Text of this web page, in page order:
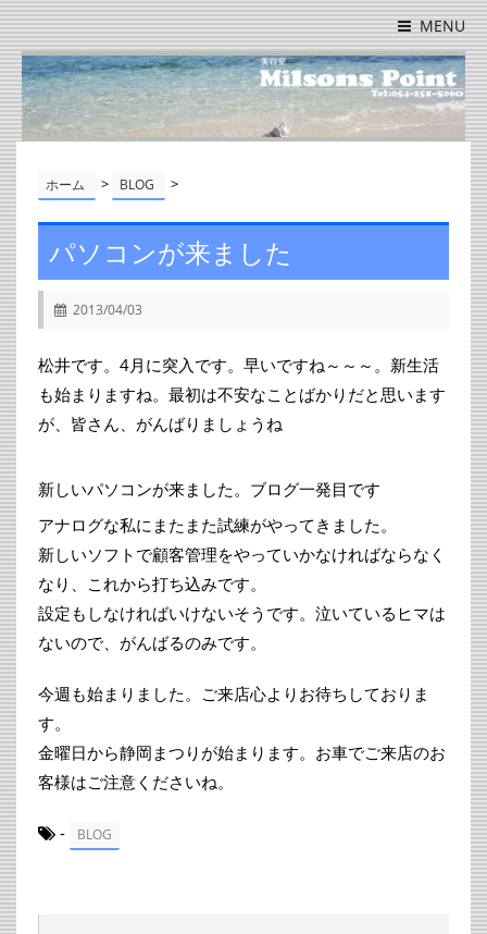
MENU
ホーム > BLOG >
パソコンが来ました
2013/04/03
松井です。4月に突入です。早いですね～～～。新生活
も始まりますね。最初は不安なことばかりだと思います
が、皆さん、がんばりましょうね
新しいパソコンが来ました。ブログ一発目です
アナログな私にまたまた試練がやってきました。
新しいソフトで顧客管理をやっていかなければならなく
なり、これから打ち込みです。
設定もしなければいけないそうです。泣いているヒマは
ないので、がんばるのみです。
今週も始まりました。ご来店心よりお待ちしておりま
す。
金曜日から静岡まつりが始まります。お車でご来店のお
客様はご注意くださいね。
- BLOG